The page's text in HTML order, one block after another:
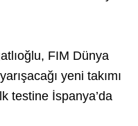
FIM Dünya
yeni takımı
testine İspanya’da